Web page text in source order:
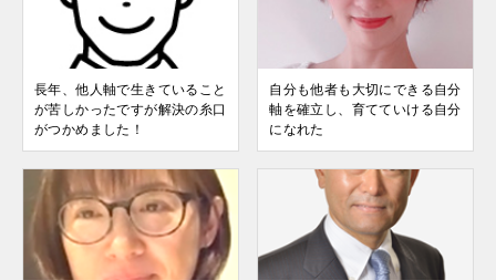
長年、他人軸で生きていること
が苦しかったですが解決の糸口
がつかめました！
自分も他者も大切にできる自分
軸を確立し、育てていける自分
になれた